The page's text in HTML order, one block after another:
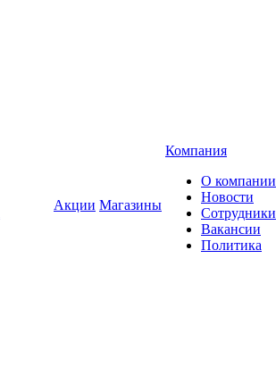
Акции Магазины
Компания
О компании
Новости
Сотрудники
Вакансии
Политика